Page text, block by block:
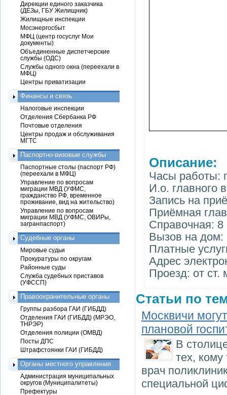
Описание:
Часы работы:
И.о. главного
Запись на
Приёмная
Справочная: 8
Вызов на дом:
Платные
Адрес
Проезд: от ст.
Статьи по
Москвичи
плановой
В
тех, кому
врач
специальной
Дирекции единого заказчика
(ДЕЗы, ГБУ Жилищник)
Жилищные инспекции
Мосэнергосбыт
МФЦ (центр госуслуг Мои
документы)
Объединенные диспетчерские
службы (ОДС)
Службы одного окна (переехали в
МФЦ)
Центры приватизации
Финансы и связь
Налоговые инспекции
Отделения Сбербанка РФ
Почтовые отделения
Центры продаж и обслуживания
МГТС
Паспортно-визовые службы
Паспортные столы (паспорт РФ)
(переехали в МФЦ)
Управление по вопросам
миграции МВД (УФМС,
гражданство РФ, временное
проживание, вид на жительство)
Управление по вопросам
миграции МВД (УФМС, ОВИРы,
загранпаспорт)
Судебные органы
Мировые судьи
Прокуратуры по округам
Районные суды
Служба судебных приставов
(УФССП)
Правоохранительные органы
Группы разбора ГАИ (ГИБДД)
Отделения ГАИ (ГИБДД) (МРЭО,
ТНРЭР)
Отделения полиции (ОМВД)
Посты ДПС
Штрафстоянки ГАИ (ГИБДД)
Органы местного управления
Администрация муниципальных
округов (Муниципалитеты)
Префектуры